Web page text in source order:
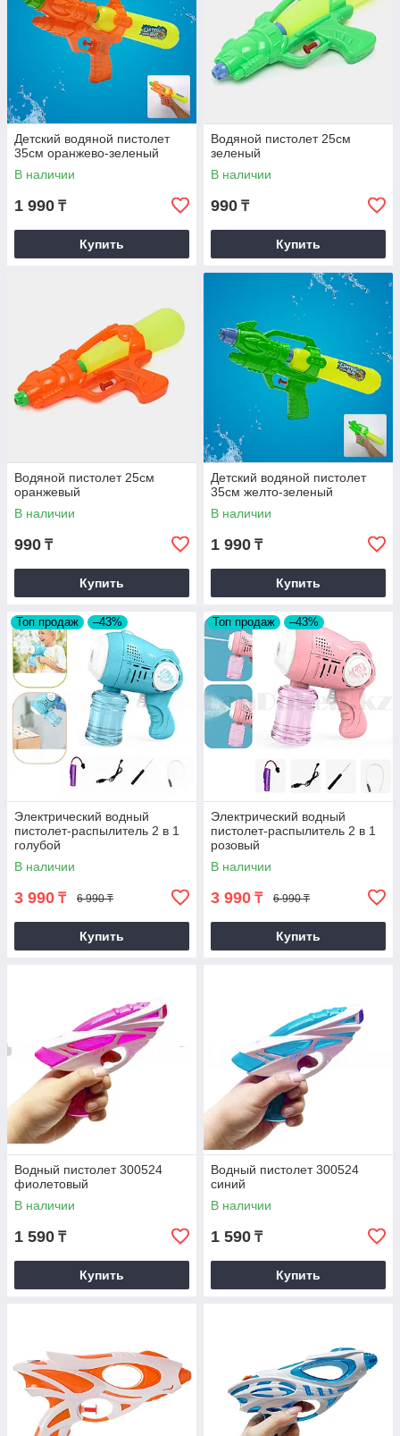
Детский водяной пистолет
35см оранжево-зеленый
В наличии
1 990 ₸
Купить
Водяной пистолет 25см
зеленый
В наличии
990 ₸
Купить
Водяной пистолет 25см
оранжевый
В наличии
990 ₸
Купить
Детский водяной пистолет
35см желто-зеленый
В наличии
1 990 ₸
Купить
Топ продаж –43%
Электрический водный
пистолет-распылитель 2 в 1
голубой
В наличии
3 990 ₸ 6 990 ₸
Купить
Топ продаж –43%
Электрический водный
пистолет-распылитель 2 в 1
розовый
В наличии
3 990 ₸ 6 990 ₸
Купить
Водный пистолет 300524
фиолетовый
В наличии
1 590 ₸
Купить
Водный пистолет 300524
синий
В наличии
1 590 ₸
Купить